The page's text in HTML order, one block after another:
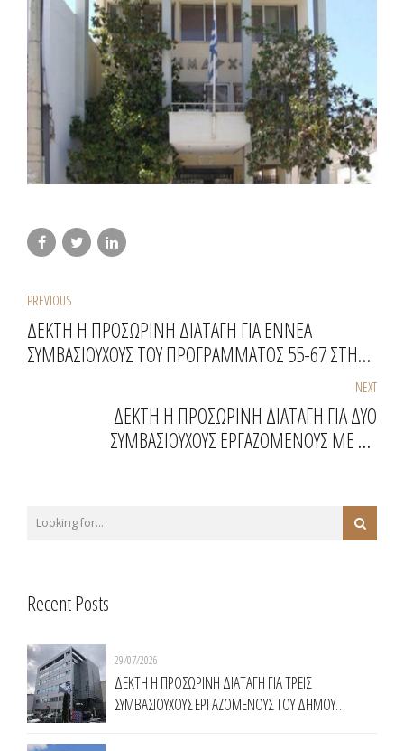
PREVIOUS
ΔΕΚΤΗ Η ΠΡΟΣΩΡΙΝΗ ΔΙΑΤΑΓΗ ΓΙΑ ΕΝΝΕΑ
ΣΥΜΒΑΣΙΟΥΧΟΥΣ ΤΟΥ ΠΡΟΓΡΑΜΜΑΤΟΣ 55-67 ΣΤΗΝ
NEXT
ΔΕΚΤΗ Η ΠΡΟΣΩΡΙΝΗ ΔΙΑΤΑΓΗ ΓΙΑ ΔΥΟ
ΣΥΜΒΑΣΙΟΥΧΟΥΣ ΕΡΓΑΖΟΜΕΝΟΥΣ ΜΕ ΤΟ
Recent Posts
29/07/2026
ΔΕΚΤΗ Η ΠΡΟΣΩΡΙΝΗ ΔΙΑΤΑΓΗ ΓΙΑ ΤΡΕΙΣ
ΣΥΜΒΑΣΙΟΥΧΟΥΣ ΕΡΓΑΖΟΜΕΝΟΥΣ ΤΟΥ ΔΗΜΟΥ